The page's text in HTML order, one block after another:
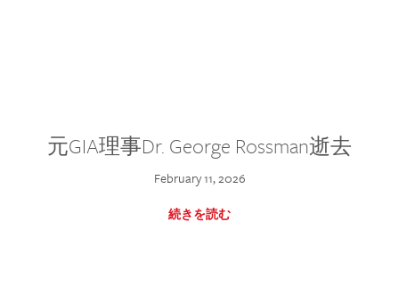
元GIA理事Dr. George Rossman逝去
February 11, 2026
続きを読む